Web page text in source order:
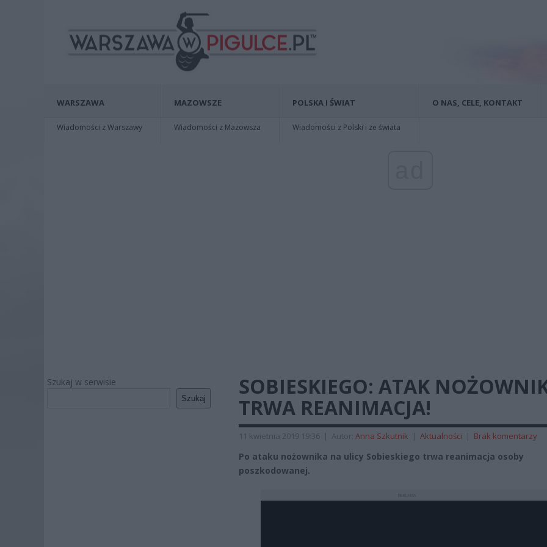
WARSZAWA
Wiadomości z Warszawy
MAZOWSZE
Wiadomości z Mazowsza
POLSKA I ŚWIAT
Wiadomości z Polski i ze świata
O NAS, CELE, KONTAKT
Szukaj w serwisie
Szukaj
SOBIESKIEGO: ATAK
TRWA REANIMACJA!
11 kwietnia 2019 19:36 | Autor: Anna Szkutnik | Aktualności | Brak komentarzy
Po ataku nożownika na ulicy Sobieskiego trwa reanimacja osoby
poszkodowanej.